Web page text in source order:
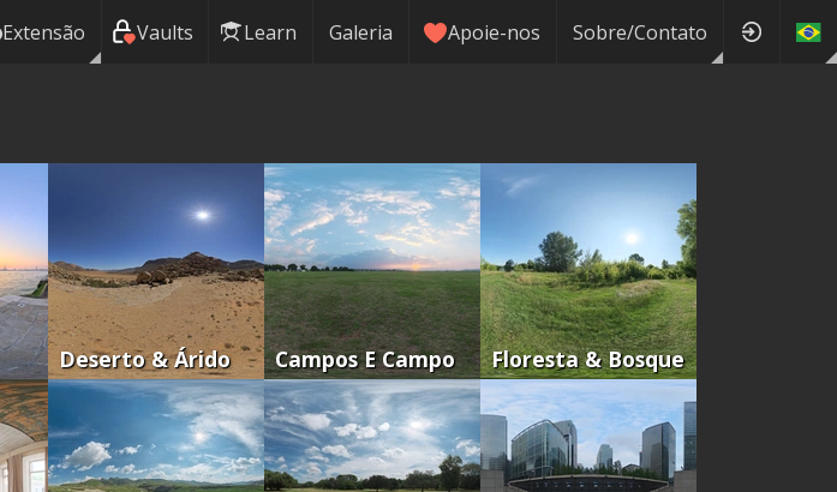
Extensão Vaults Learn Galeria Apoie-nos Sobre/Contato
Deserto & Árido Campos E Campo Floresta & Bosque